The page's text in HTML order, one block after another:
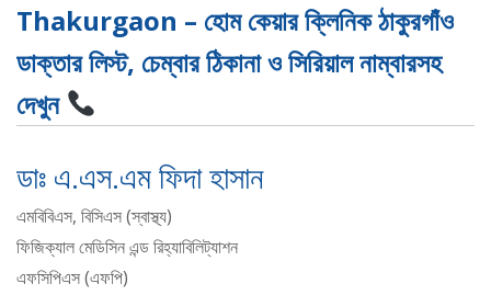
Thakurgaon – হোম কেয়ার ক্লিনিক ঠাকুরগাঁও
ডাক্তার লিস্ট, চেম্বার ঠিকানা ও সিরিয়াল নাম্বারসহ
দেখুন
ডাঃ এ.এস.এম ফিদা হাসান
এমবিবিএস, বিসিএস (স্বাস্থ্য)
ফিজিক্যাল মেডিসিন এন্ড রিহ্যাবিলিট্যাশন
এফসিপিএস (এফপি)